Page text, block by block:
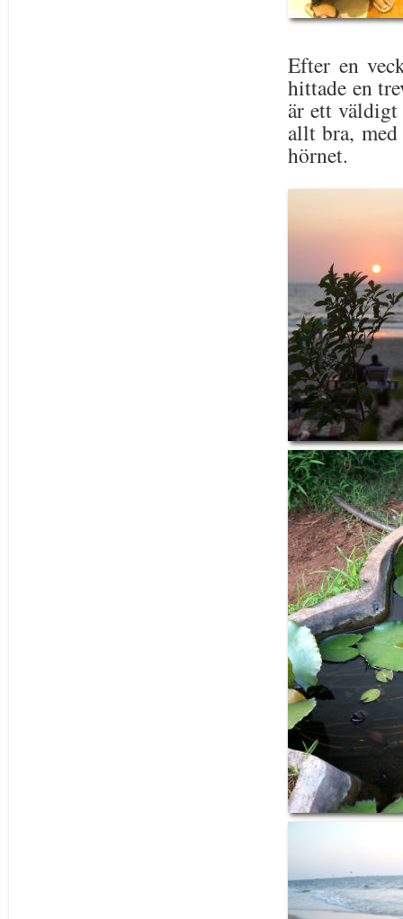
Efter en
hittade en
är ett
allt bra,
hörnet.